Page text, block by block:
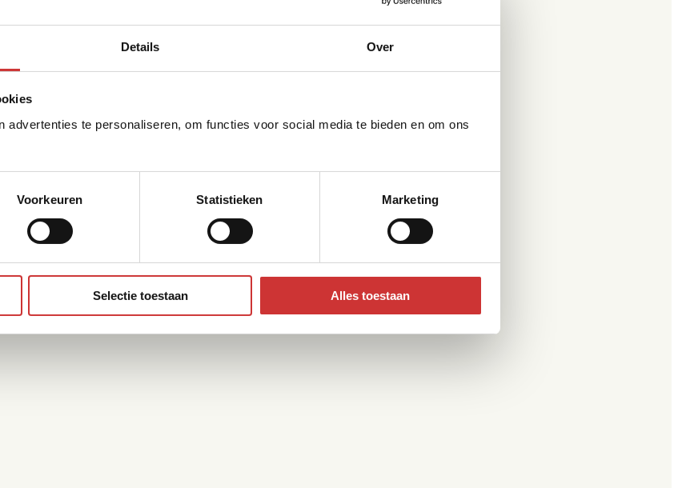
Details Over
advertenties te personaliseren, om functies voor social media te bieden en om ons
Voorkeuren Statistieken Marketing
Selectie toestaan Alles toestaan